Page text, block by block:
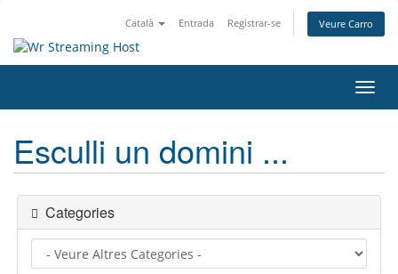
Català Entrada Registrar-se Veure Carro
la
Esculli un domini ...
Categories